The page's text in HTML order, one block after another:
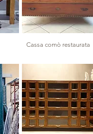
Cassa comò restaurata